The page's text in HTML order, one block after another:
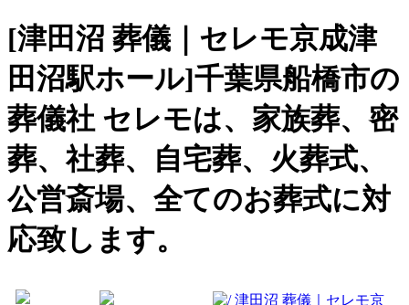
[津田沼 葬儀｜セレモ京成津
田沼駅ホール]千葉県船橋市の
葬儀社 セレモは、家族葬、密
葬、社葬、自宅葬、火葬式、
公営斎場、全てのお葬式に対
応致します。